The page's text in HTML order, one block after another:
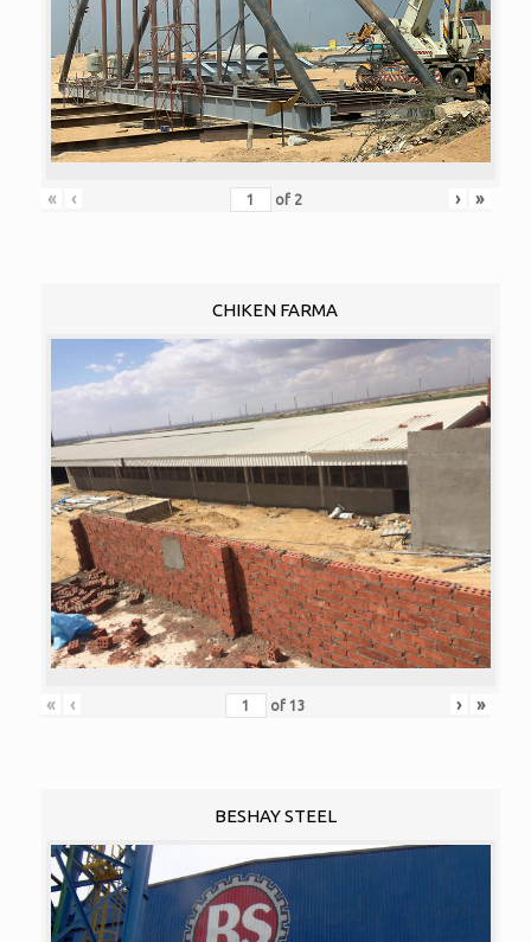
« ‹ of 2 › »
CHIKEN FARMA
« ‹ of 13 › »
BESHAY STEEL